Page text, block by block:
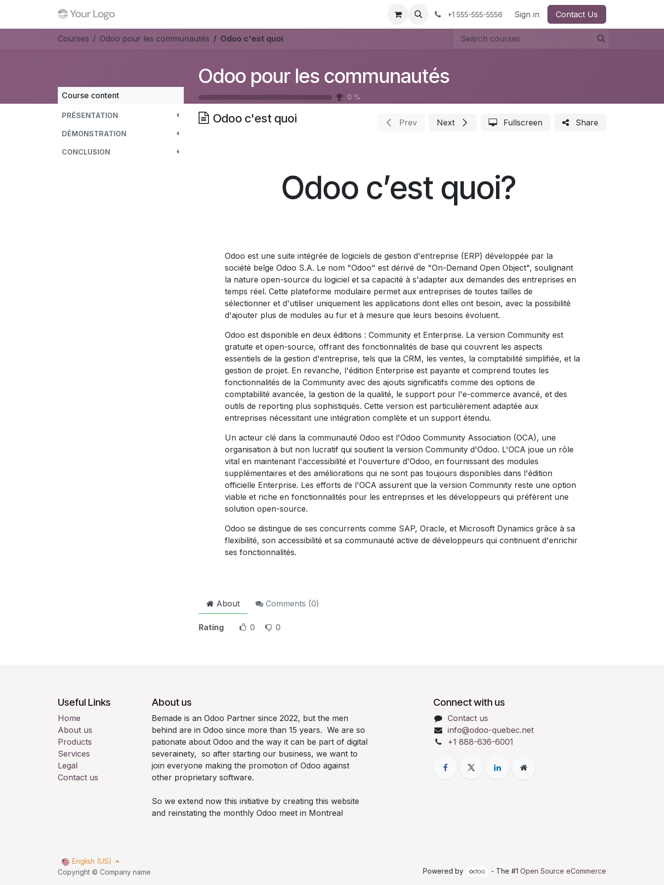
+1 555-555-5556 Sign in Contact Us
Courses Odoo pour les communautés Odoo c'est quoi
Odoo pour les communautés
0 %
Course content
PRÉSENTATION
DÉMONSTRATION
CONCLUSION
Odoo c'est quoi Prev Next Fullscreen Share
Odoo c’est quoi?
Odoo est une suite intégrée de logiciels de gestion d'entreprise (ERP) développée par la
société belge Odoo S.A. Le nom "Odoo" est dérivé de "On-Demand Open Object", soulignant
la nature open-source du logiciel et sa capacité à s'adapter aux demandes des entreprises en
temps réel. Cette plateforme modulaire permet aux entreprises de toutes tailles de
sélectionner et d'utiliser uniquement les applications dont elles ont besoin, avec la possibilité
d'ajouter plus de modules au fur et à mesure que leurs besoins évoluent.
Odoo est disponible en deux éditions : Community et Enterprise. La version Community est
gratuite et open-source, offrant des fonctionnalités de base qui couvrent les aspects
essentiels de la gestion d'entreprise, tels que la CRM, les ventes, la comptabilité simplifiée, et la
gestion de projet. En revanche, l'édition Enterprise est payante et comprend toutes les
fonctionnalités de la Community avec des ajouts significatifs comme des options de
comptabilité avancée, la gestion de la qualité, le support pour l'e-commerce avancé, et des
outils de reporting plus sophistiqués. Cette version est particulièrement adaptée aux
entreprises nécessitant une intégration complète et un support étendu.
Un acteur clé dans la communauté Odoo est l'Odoo Community Association (OCA), une
organisation à but non lucratif qui soutient la version Community d'Odoo. L'OCA joue un rôle
vital en maintenant l'accessibilité et l'ouverture d'Odoo, en fournissant des modules
supplémentaires et des améliorations qui ne sont pas toujours disponibles dans l'édition
officielle Enterprise. Les efforts de l'OCA assurent que la version Community reste une option
viable et riche en fonctionnalités pour les entreprises et les développeurs qui préfèrent une
solution open-source.
Odoo se distingue de ses concurrents comme SAP, Oracle, et Microsoft Dynamics grâce à sa
flexibilité, son accessibilité et sa communauté active de développeurs qui continuent d'enrichir
ses fonctionnalités.
About Comments (0)
Rating 0 0
Useful Links
Home
About us
Products
Services
Legal
Contact us
About us
Bemade is an Odoo Partner since 2022, but the men
behind are in Odoo since more than 15 years. We are so
pationate about Odoo and the way it can be part of digital
severainety, so after starting our business, we want to
join everyone making the promotion of Odoo against
other proprietary software.
So we extend now this initiative by creating this website
and reinstating the monthly Odoo meet in Montreal
Connect with us
Contact us
info@odoo-quebec.net
+1 888-636-6001
Copyright © Company name
English (US)
Powered by
- The #1 Open Source eCommerce